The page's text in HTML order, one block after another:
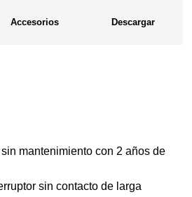
Accesorios Descargar
mantenimiento con 2 años de
sin contacto de larga